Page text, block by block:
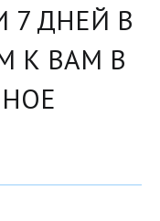
7 ДНЕЙ В
К ВАМ В